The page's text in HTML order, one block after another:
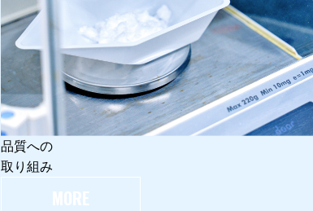
品質への
取り組み
MORE